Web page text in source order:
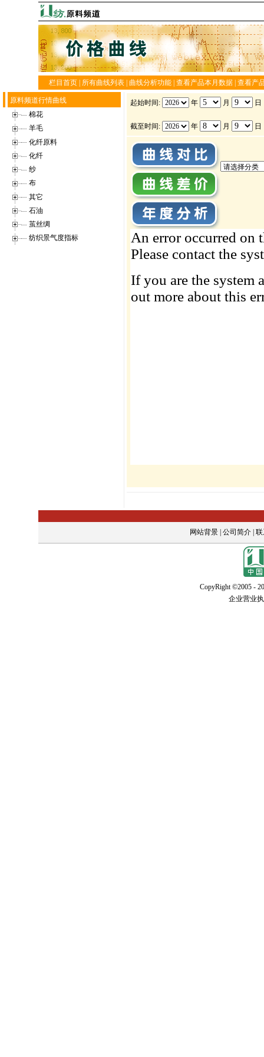
栏目首页 所有曲线列表 曲线分析功能 查看产品本月数据 查看产
原料频道行情曲线
棉花
羊毛
化纤原料
化纤
纱
布
其它
石油
茧丝绸
纺织景气度指标
起始时间: 年 月 日
截至时间: 年 月 日
网站背景| 公司简介| 联
CopyRight ©2005 -
企业营业